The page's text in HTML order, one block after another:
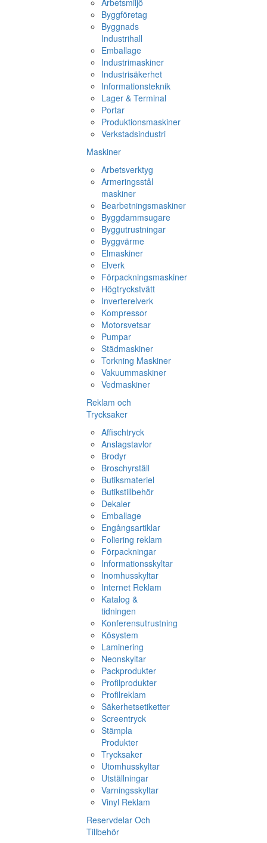
Arbetsmiljö
Byggföretag
Byggnads
Industrihall
Emballage
Industrimaskiner
Industrisäkerhet
Informationsteknik
Lager & Terminal
Portar
Produktionsmaskiner
Verkstadsindustri
Maskiner
Arbetsverktyg
Armeringsstål
maskiner
Bearbetningsmaskiner
Byggdammsugare
Byggutrustningar
Byggvärme
Elmaskiner
Elverk
Förpackningsmaskiner
Högtryckstvätt
Inverterelverk
Kompressor
Motorsvetsar
Pumpar
Städmaskiner
Torkning Maskiner
Vakuummaskiner
Vedmaskiner
Reklam och
Trycksaker
Affischtryck
Anslagstavlor
Brodyr
Broschyrställ
Butiksmateriel
Butikstillbehör
Dekaler
Emballage
Engångsartiklar
Foliering reklam
Förpackningar
Informationsskyltar
Inomhusskyltar
Internet Reklam
Katalog &
tidningen
Konferensutrustning
Kösystem
Laminering
Neonskyltar
Packprodukter
Profilprodukter
Profilreklam
Säkerhetsetiketter
Screentryck
Stämpla
Produkter
Trycksaker
Utomhusskyltar
Utställningar
Varningsskyltar
Vinyl Reklam
Reservdelar Och
Tillbehör